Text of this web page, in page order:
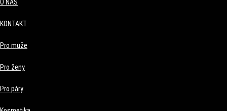
O NÁS
KONTAKT
Pro muže
Pro ženy
Pro páry